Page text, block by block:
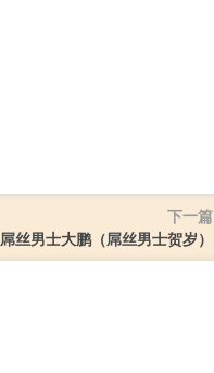
下一篇
屌丝男士大鹏（屌丝男士贺岁）